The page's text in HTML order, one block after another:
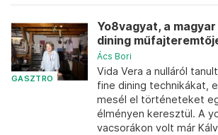
GASZTRO
Yo8vagyat, a
dining
Ács Bori
Vida Vera a nulláról
fine dining technikákat,
mesél el történeteket
élményen keresztül. A
vacsorákon volt már